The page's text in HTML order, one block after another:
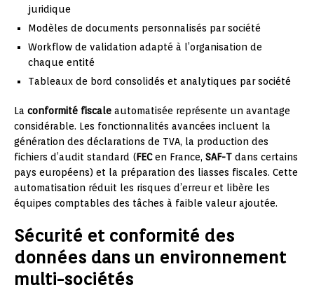
juridique
Modèles de documents personnalisés par société
Workflow de validation adapté à l’organisation de
chaque entité
Tableaux de bord consolidés et analytiques par société
La conformité fiscale automatisée représente un avantage
considérable. Les fonctionnalités avancées incluent la
génération des déclarations de TVA, la production des
fichiers d’audit standard (FECen France, SAF-T dans certains
pays européens) et la préparation des liasses fiscales. Cette
automatisation réduit les risques d’erreur et libère les
équipes comptables des tâches à faible valeur ajoutée.
Sécurité et conformité des
données dans un environnement
multi-sociétés